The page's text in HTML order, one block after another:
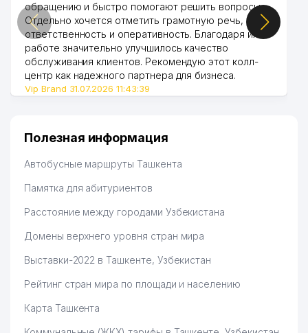
обращению и быстро помогают решить вопросы.
Отдельно хочется отметить грамотную речь,
ответственность и оперативность. Благодаря их
работе значительно улучшилось качество
обслуживания клиентов. Рекомендую этот колл-
центр как надежного партнера для бизнеса.
Vip Brand 31.07.2026 11:43:39
Полезная информация
Автобусные маршруты Ташкента
Памятка для абитуриентов
Расстояние между городами Узбекистана
Домены верхнего уровня стран мира
Выставки-2022 в Ташкенте, Узбекистан
Рейтинг стран мира по площади и населению
Карта Ташкента